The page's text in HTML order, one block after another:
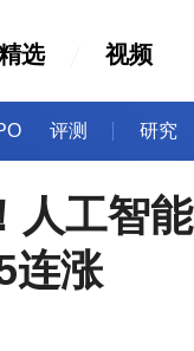
选 视频
评测 研究
人工智能
连涨